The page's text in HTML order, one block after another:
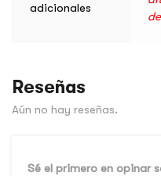
adicionales
Reseñas
Aún no hay reseñas.
Sé el primero en opinar